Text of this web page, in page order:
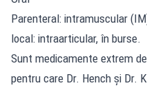
Parenteral: intramuscular
local: intraarticular, în burse.
Sunt medicamente extrem
pentru care Dr. Hench și Dr.